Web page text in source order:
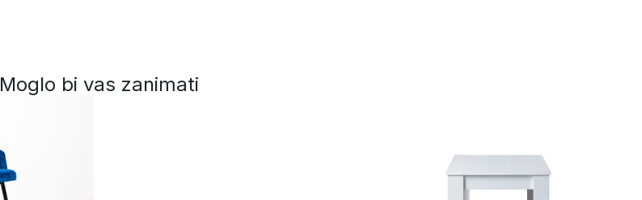
Moglo bi vas zanimati